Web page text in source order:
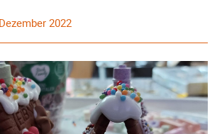
2022